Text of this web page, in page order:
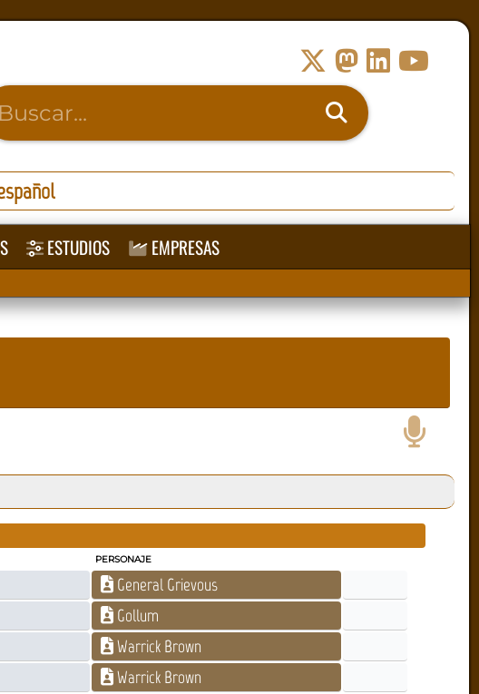
ESTUDIOS EMPRESAS
PERSONAJE
General Grievous
Gollum
Warrick Brown
Warrick Brown